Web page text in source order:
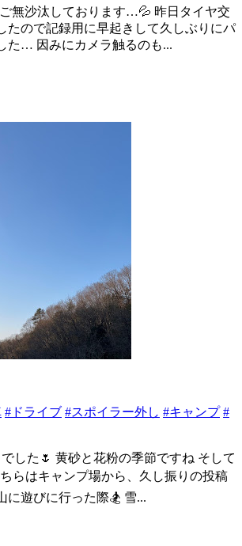
無沙汰しております…💦 昨日タイヤ交
たので記録用に早起きして久しぶりにパ
た… 因みにカメラ触るのも...
#ドライブ #スポイラー外し #キャンプ #
した🌷 黄砂と花粉の季節ですね そして
らはキャンプ場から、久し振りの投稿
に遊びに行った際🏂 雪...